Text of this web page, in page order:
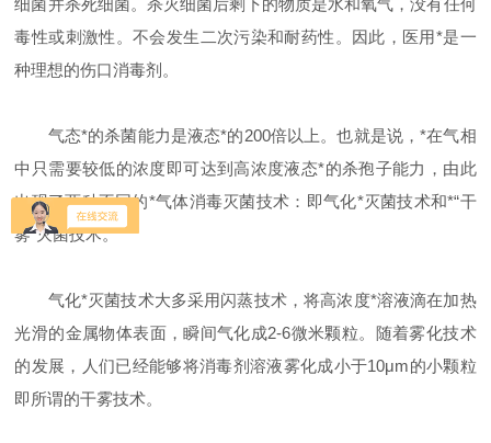
细菌并杀死细菌。杀灭细菌后剩下的物质是水和氧气，没有任何
毒性或刺激性。不会发生二次污染和耐药性。因此，医用*是一
种理想的伤口消毒剂。
气态*的杀菌能力是液态*的200倍以上。也就是说，*在气相
中只需要较低的浓度即可达到高浓度液态*的杀孢子能力，由此
出现了两种不同的*气体消毒灭菌技术：即气化*灭菌技术和*“干
雾”灭菌技术。
气化*灭菌技术大多采用闪蒸技术，将高浓度*溶液滴在加热
光滑的金属物体表面，瞬间气化成2-6微米颗粒。随着雾化技术
的发展，人们已经能够将消毒剂溶液雾化成小于10μm的小颗粒
即所谓的干雾技术。